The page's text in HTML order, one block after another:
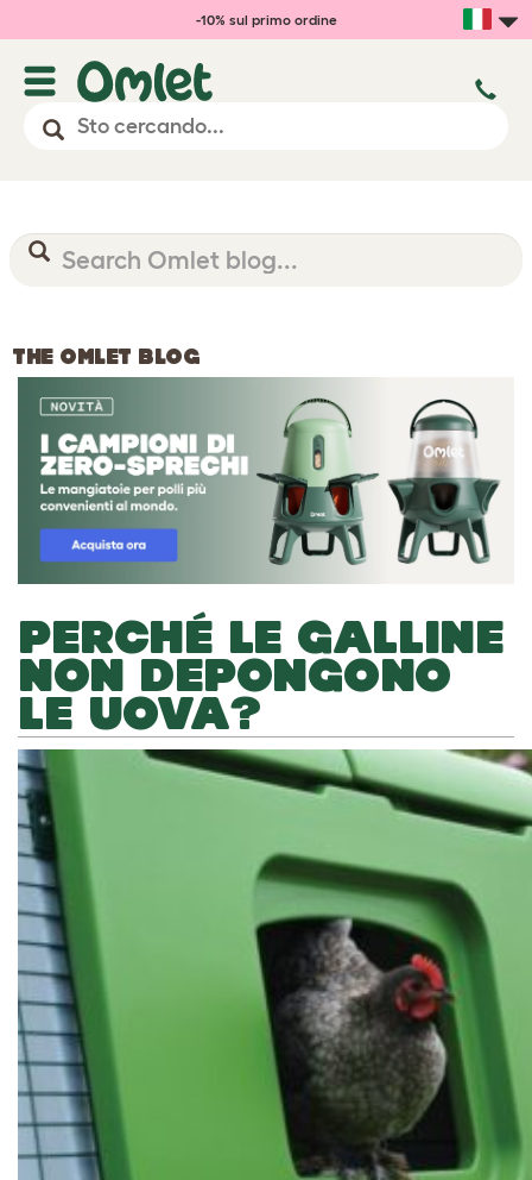
-10% sul primo ordine
THE OMLET BLOG
PERCHÉ LE GALLINE
NON DEPONGONO
LE UOVA?